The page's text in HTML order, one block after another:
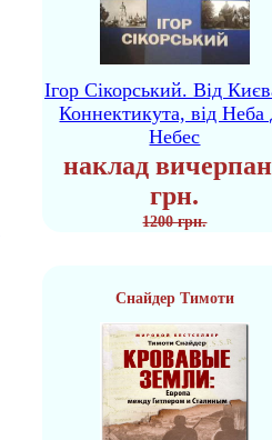
Ігор Сікорський. Від
Коннектикута, від Неба
Небес
наклад
грн.
1200 грн.
Снайдер Тимоти